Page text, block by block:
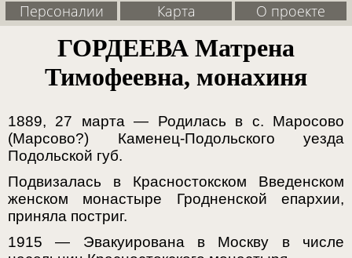
Персоналии Карта О проекте
ГОРДЕЕВА Матрена
Тимофеевна, монахиня
1889, 27 марта — Родилась в с. Маросово
(Марсово?) Каменец-Подольского уезда
Подольской губ.
Подвизалась в Красностокском Введенском
женском монастыре Гродненской епархии,
приняла постриг.
1915 — Эвакуирована в Москву в числе